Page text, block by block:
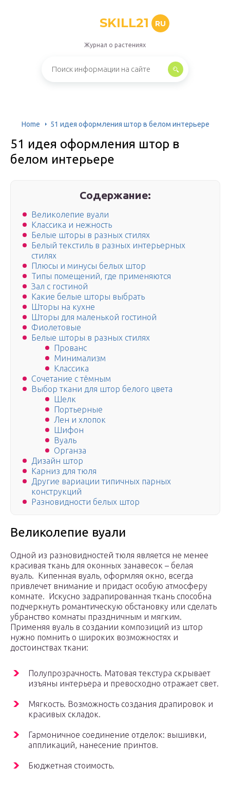
SKILL21 RU
Журнал о растениях
Home 51 идея оформления штор в белом интерьере
51 идея оформления штор в
белом интерьере
Содержание:
Великолепие вуали
Классика и нежность
Белые шторы в разных стилях
Белый текстиль в разных интерьерных
стилях
Плюсы и минусы белых штор
Типы помещений, где применяются
Зал с гостиной
Какие белые шторы выбрать
Шторы на кухне
Шторы для маленькой гостиной
Фиолетовые
Белые шторы в разных стилях
Прованс
Минимализм
Классика
Сочетание с тёмным
Выбор ткани для штор белого цвета
Шелк
Портьерные
Лен и хлопок
Шифон
Вуаль
Органза
Дизайн штор
Карниз для тюля
Другие вариации типичных парных
конструкций
Разновидности белых штор
Великолепие вуали
Одной из разновидностей тюля является не менее
красивая ткань для оконных занавесок – белая
вуаль. Кипенная вуаль, оформляя окно, всегда
привлечет внимание и придаст особую атмосферу
комнате. Искусно задрапированная ткань способна
подчеркнуть романтическую обстановку или сделать
убранство комнаты праздничным и мягким.
Применяя вуаль в создании композиций из штор
нужно помнить о широких возможностях и
достоинствах ткани:
Полупрозрачность. Матовая текстура скрывает
изъяны интерьера и превосходно отражает свет.
Мягкость. Возможность создания драпировок и
красивых складок.
Гармоничное соединение отделок: вышивки,
аппликаций, нанесение принтов.
Бюджетная стоимость.